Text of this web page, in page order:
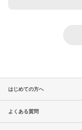
はじめての方へ
よくある質問